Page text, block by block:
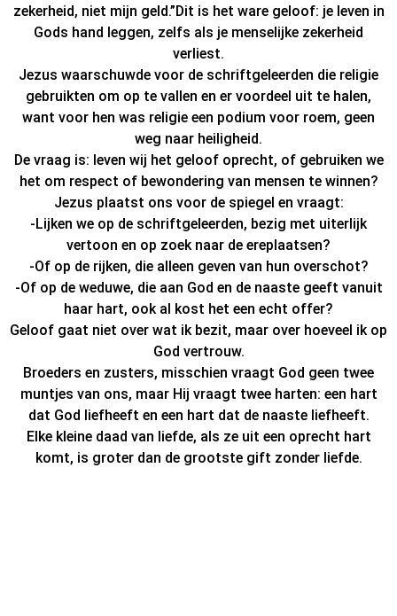
zekerheid, niet mijn geld.”Dit is het ware geloof: je leven in
Gods hand leggen, zelfs als je menselijke zekerheid
verliest.
Jezus waarschuwde voor de schriftgeleerden die religie
gebruikten om op te vallen en er voordeel uit te halen,
want voor hen was religie een podium voor roem, geen
weg naar heiligheid.
De vraag is: leven wij het geloof oprecht, of gebruiken we
het om respect of bewondering van mensen te winnen?
Jezus plaatst ons voor de spiegel en vraagt:
-Lijken we op de schriftgeleerden, bezig met uiterlijk
vertoon en op zoek naar de ereplaatsen?
-Of op de rijken, die alleen geven van hun overschot?
-Of op de weduwe, die aan God en de naaste geeft vanuit
haar hart, ook al kost het een echt offer?
Geloof gaat niet over wat ik bezit, maar over hoeveel ik op
God vertrouw.
Broeders en zusters, misschien vraagt God geen twee
muntjes van ons, maar Hij vraagt twee harten: een hart
dat God liefheeft en een hart dat de naaste liefheeft.
Elke kleine daad van liefde, als ze uit een oprecht hart
komt, is groter dan de grootste gift zonder liefde.